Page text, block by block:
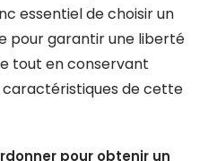
essentiel de choisir un
pour garantir une liberté
tout en conservant
de cette
pour obtenir un